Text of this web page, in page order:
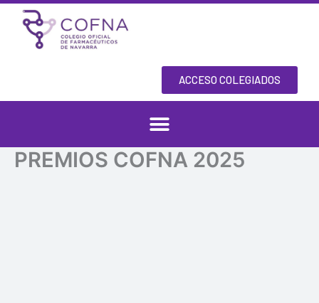
Skip
content
ACCESO COLEGIADOS
PREMIOS COFNA 2025